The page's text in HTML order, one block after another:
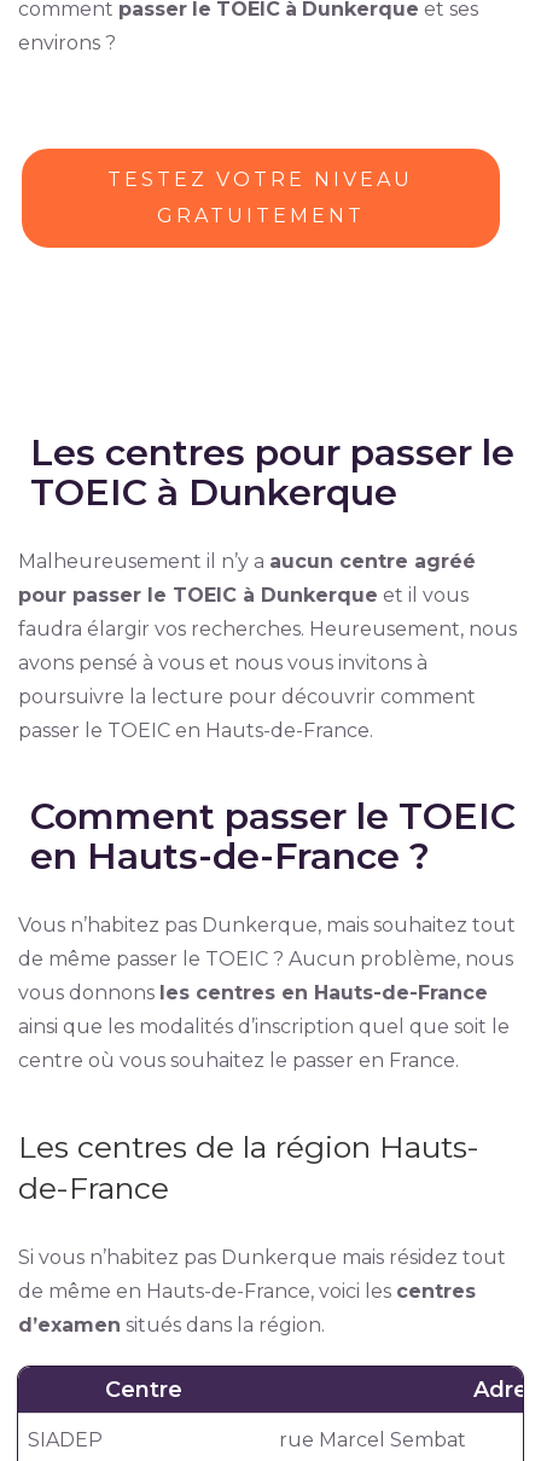
comment passer le TOEIC à Dunkerque et ses
environs ?
TESTEZ VOTRE NIVEAU
GRATUITEMENT
Les centres pour passer le
TOEIC à Dunkerque
Malheureusement il n’y a aucun centre agréé
pour passer le TOEIC à Dunkerque et il vous
faudra élargir vos recherches. Heureusement, nous
avons pensé à vous et nous vous invitons à
poursuivre la lecture pour découvrir comment
passer le TOEIC en Hauts-de-France.
Comment passer le TOEIC
en Hauts-de-France ?
Vous n’habitez pas Dunkerque, mais souhaitez tout
de même passer le TOEIC ? Aucun problème, nous
vous donnons les centres en Hauts-de-France
ainsi que les modalités d’inscription quel que soit le
centre où vous souhaitez le passer en France.
Les centres de la région Hauts-
de-France
Si vous n’habitez pas Dunkerque mais résidez tout
de même en Hauts-de-France, voici les centres
d’examen situés dans la région.
Centre
SIADEP
rue Marcel Sembat